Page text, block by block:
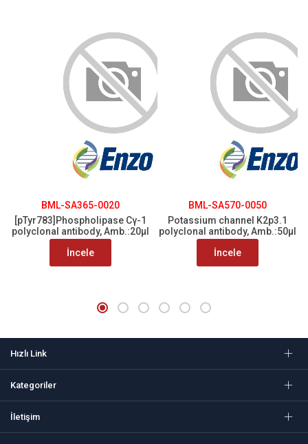
BML-SA365-0020
[pTyr783]Phospholipase Cγ-1
polyclonal antibody, Amb.:20µl
İncele
BML-SA570-0050
Potassium channel K2p3.1
polyclonal antibody, Amb.:50µl
İncele
Hızlı Link
Kategoriler
İletişim